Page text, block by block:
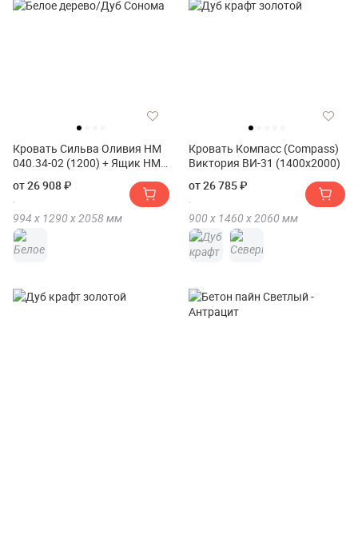
Кровать Сильва Оливия НМ
040.34-02 (1200) + Ящик НМ
от 26 908 ₽
994 х 1290 х2058мм
Кровать Компасс (Compass)
Виктория ВИ-31 (1400x2000)
от 26 785 ₽
900 х 1460 х2060 мм